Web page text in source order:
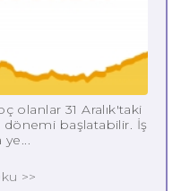
olanlar 31 Aralık'taki
dönemi başlatabilir. İş
ye...
>>